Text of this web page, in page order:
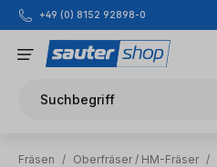
Zum Hauptinhalt springen
+49 (0) 8152 92898-0
Suchbegriff
Fräsen / Oberfräser / HM-Fräser /